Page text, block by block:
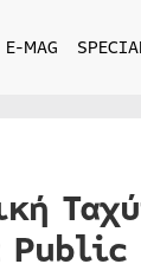
E-MAG
Public